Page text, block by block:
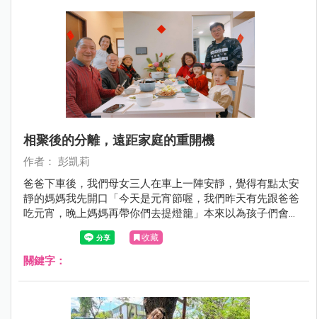
相聚後的分離，遠距家庭的重開機
作者： 彭凱莉
爸爸下車後，我們母女三人在車上一陣安靜，覺得有點太安
靜的媽媽我先開口「今天是元宵節喔，我們昨天有先跟爸爸
吃元宵，晚上媽媽再帶你們去提燈籠」本來以為孩子們會如
往常一言一句討論要去哪？沒想到回覆我的又是一陣安靜～
收藏
關鍵字：